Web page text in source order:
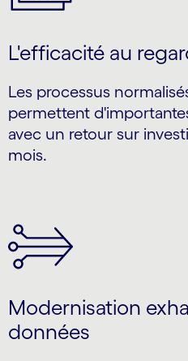
L'efficacité au
Les processus
permettent
avec un retour sur
mois.
Modernisation
données